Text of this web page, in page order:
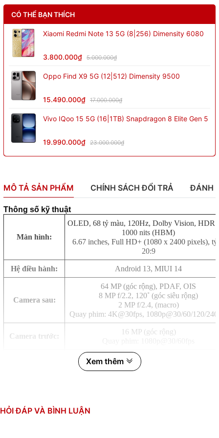
CÓ THỂ BẠN THÍCH
Xiaomi Redmi Note 13 5G (8|256) Dimensity 6080
3.800.000₫ 5.000.000₫
Oppo Find X9 5G (12|512) Dimensity 9500
15.490.000₫ 17.000.000₫
Vivo IQoo 15 5G (16|1TB) Snapdragon 8 Elite Gen 5
19.990.000₫ 23.000.000₫
MÔ TẢ SẢN PHẨM CHÍNH SÁCH ĐỔI TRẢ ĐÁNH
Thông số kỹ thuật
Màn hình:
OLED, 68 tỷ màu, 120Hz, Dolby Vision,
1000 nits (HBM)
6.67 inches, Full HD+ (1080 x 2400 pixels), tỷ
20:9
Hệ điều hành: Android 13, MIUI 14
Camera sau:
64 MP (góc rộng), PDAF, OIS
8 MP f/2.2, 120˚ (góc siêu rộng)
2 MP f/2.4, (macro)
Quay phim: 4K@30fps, 1080p@30/60/120/
Camera trước:
16 MP (góc rộng)
Qualcomm SM7475-AB Snapdragon 7+ Gen
RAM:
Xem thêm
HỎI ĐÁP VÀ BÌNH LUẬN